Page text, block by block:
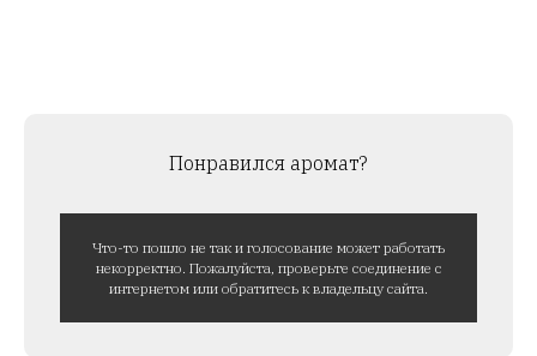
Понравился аромат?
Что-то пошло не так и голосование может работать
некорректно. Пожалуйста, проверьте соединение с
интернетом или обратитесь к владельцу сайта.